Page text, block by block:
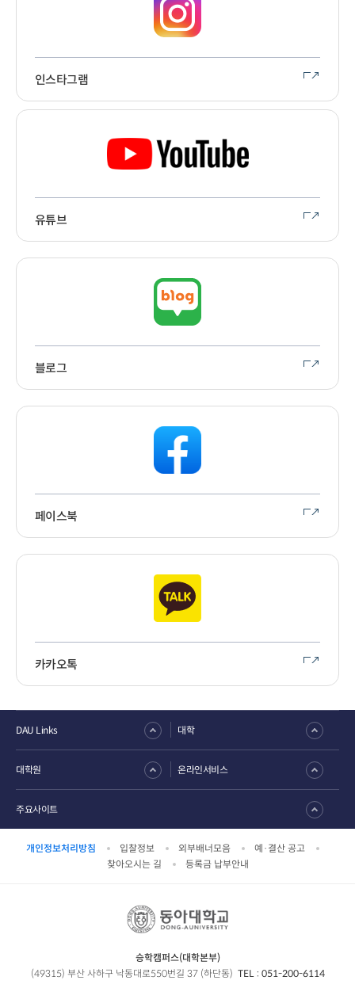
인스타그램
유튜브
블로그
페이스북
카카오톡
개인정보처리방침 입찰정보 외부배너모음
예·결산 공고
찾아오시는 길
등록금 납부안내
DAU Links 대학
대학원 온라인서비스
주요사이트
승학캠퍼스(대학본부)
(49315) 부산 사하구 낙동대로550번길 37 (하단동) TEL : 051-200-6114